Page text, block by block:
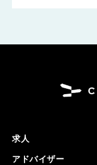
求人
アドバイザー